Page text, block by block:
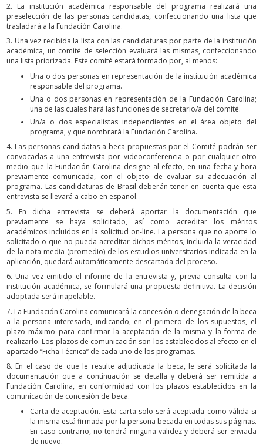
2. La institución académica responsable del programa realizará una
preselección de las personas candidatas, confeccionando una lista que
trasladará a la Fundación Carolina.
3. Una vez recibida la lista con las candidaturas por parte de la institución
académica, un comité de selección evaluará las mismas, confeccionando
una lista priorizada. Este comité estará formado por, al menos:
Una o dos personas en representación de la institución académica
responsable del programa.
Una o dos personas en representación de la Fundación Carolina;
una de las cuales hará las funciones de secretario/a del comité.
Un/a o dos especialistas independientes en el área objeto del
programa, y que nombrará la Fundación Carolina.
4. Las personas candidatas a beca propuestas por el Comité podrán ser
convocadas a una entrevista por videoconferencia o por cualquier otro
medio que la Fundación Carolina designe al efecto, en una fecha y hora
previamente comunicada, con el objeto de evaluar su adecuación al
programa. Las candidaturas de Brasil deberán tener en cuenta que esta
entrevista se llevará a cabo en español.
5. En dicha entrevista se deberá aportar la documentación que
previamente se haya solicitado, así como acreditar los méritos
académicos incluidos en la solicitud on-line. La persona que no aporte lo
solicitado o que no pueda acreditar dichos méritos, incluida la veracidad
de la nota media (promedio) de los estudios universitarios indicada en la
aplicación, quedará automáticamente descartada del proceso.
6. Una vez emitido el informe de la entrevista y, previa consulta con la
institución académica, se formulará una propuesta definitiva. La decisión
adoptada será inapelable.
7. La Fundación Carolina comunicará la concesión o denegación de la beca
a la persona interesada, indicando, en el primero de los supuestos, el
plazo máximo para confirmar la aceptación de la misma y la forma de
realizarlo. Los plazos de comunicación son los establecidos al efecto en el
apartado “Ficha Técnica” de cada uno de los programas.
8. En el caso de que le resulte adjudicada la beca, le será solicitada la
documentación que a continuación se detalla y deberá ser remitida a
Fundación Carolina, en conformidad con los plazos establecidos en la
comunicación de concesión de beca.
Carta de aceptación. Esta carta solo será aceptada como válida si
la misma está firmada por la persona becada en todas sus páginas.
En caso contrario, no tendrá ninguna validez y deberá ser enviada
de nuevo.